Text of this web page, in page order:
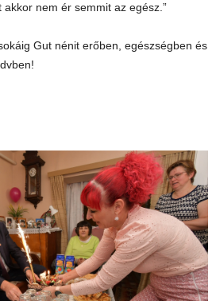
nem ér semmit az egész.”
Gut nénit erőben, egészségben és